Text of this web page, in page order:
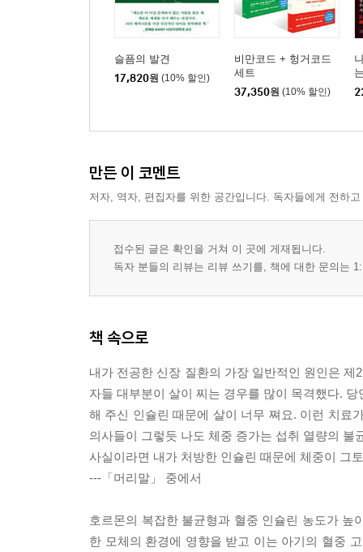
슬픔의 발견
17,820원 (10% 할인)
비만코드 + 헝거코드
세트
37,350원 (10% 할인)
만든 이 코멘트
저자, 역자, 편집자를 위한 공간입니다. 독자들에게 전하
접수된 글은 확인을 거쳐 이 곳에 게재됩니다.
독자 분들의 리뷰는 리뷰 쓰기를, 책에 대한 문의는
책 속으로
내가 전공한 신장 질환의 가장 일반적인 원인은
자들 대부분이 살이 찌는 경우를 많이 목격했다.
해 주신 인슐린 때문에 살이 너무 쪄요. 이런 치료
의사들이 그렇듯 나도 체중 증가는 섭취 열량의
사실이라면 내가 처방한 인슐린 때문에 체중이 그
---「머리말」 중에서
호르몬의 복잡한 불균형과 혈중 인슐린 농도가
한 모체의 환경에 영향을 받고 이는 아기의 혈중